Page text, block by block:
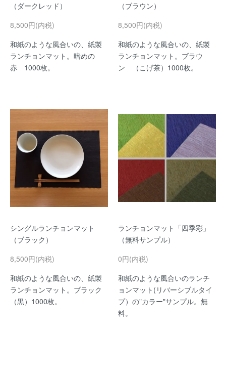
（ダークレッド）
8,500円(内税)
和紙のような風合いの、紙製
ランチョンマット。暗めの
赤 1000枚。
（ブラウン）
8,500円(内税)
和紙のような風合いの、紙製
ランチョンマット。ブラウ
ン （こげ茶）1000枚。
シングルランチョンマット
（ブラック）
8,500円(内税)
和紙のような風合いの、紙製
ランチョンマット。ブラック
（黒）1000枚。
ランチョンマット「四季彩」
（無料サンプル）
0円(内税)
和紙のような風合いのランチ
ョンマット(リバーシブルタイ
プ）の"カラー"サンプル。無
料。